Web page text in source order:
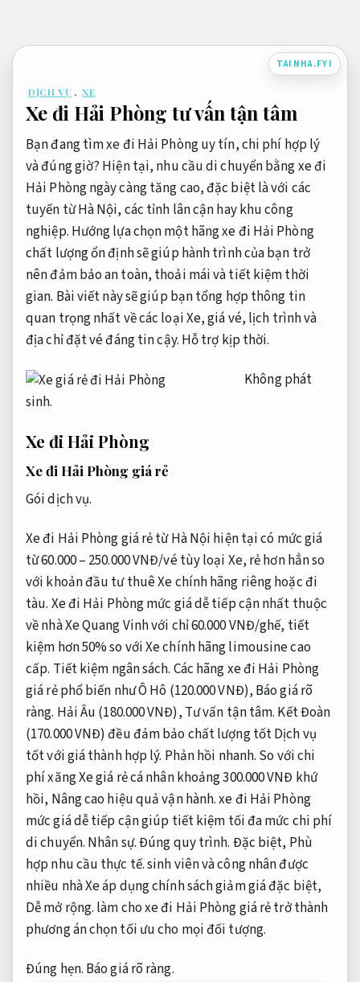
nội
TAINHA.FYI
DỊCH VỤ , XE
Xe đi Hải Phòng tư vấn tận tâm
Bạn đang tìm xe đi Hải Phòng uy tín, chi phí hợp lý
và đúng giờ? Hiện tại, nhu cầu di chuyển bằng xe đi
Hải Phòng ngày càng tăng cao, đặc biệt là với các
tuyến từ Hà Nội, các tỉnh lân cận hay khu công
nghiệp. Hướng lựa chọn một hãng xe đi Hải Phòng
chất lượng ổn định sẽ giúp hành trình của bạn trở
nên đảm bảo an toàn, thoải mái và tiết kiệm thời
gian. Bài viết này sẽ giúp bạn tổng hợp thông tin
quan trọng nhất về các loại Xe, giá vé, lịch trình và
địa chỉ đặt vé đáng tin cậy. Hỗ trợ kịp thời.
Không phát
sinh.
Xe đi Hải Phòng
Xe đi Hải Phòng giá rẻ
Gói dịch vụ.
Xe đi Hải Phòng giá rẻ từ Hà Nội hiện tại có mức giá
từ 60.000 – 250.000 VNĐ/vé tùy loại Xe, rẻ hơn hẳn so
với khoản đầu tư thuê Xe chính hãng riêng hoặc đi
tàu. Xe đi Hải Phòng mức giá dễ tiếp cận nhất thuộc
về nhà Xe Quang Vinh với chỉ 60.000 VNĐ/ghế, tiết
kiệm hơn 50% so với Xe chính hãng limousine cao
cấp. Tiết kiệm ngân sách. Các hãng xe đi Hải Phòng
giá rẻ phổ biến như Ô Hô (120.000 VNĐ), Báo giá rõ
ràng. Hải Âu (180.000 VNĐ), Tư vấn tận tâm. Kết Đoàn
(170.000 VNĐ) đều đảm bảo chất lượng tốt Dịch vụ
tốt với giá thành hợp lý. Phản hồi nhanh. So với chi
phí xăng Xe giá rẻ cá nhân khoảng 300.000 VNĐ khứ
hồi, Nâng cao hiệu quả vận hành.xe đi Hải Phòng
mức giá dễ tiếp cận giúp tiết kiệm tối đa mức chi phí
di chuyển. Nhân sự.Đúng quy trình. Đặc biệt, Phù
hợp nhu cầu thực tế.sinh viên và công nhân được
nhiều nhà Xe áp dụng chính sách giảm giá đặc biệt,
Dễ mở rộng. làm cho xe đi Hải Phòng giá rẻ trở thành
phương án chọn tối ưu cho mọi đối tượng.
Đúng hẹn. Báo giá rõ ràng.